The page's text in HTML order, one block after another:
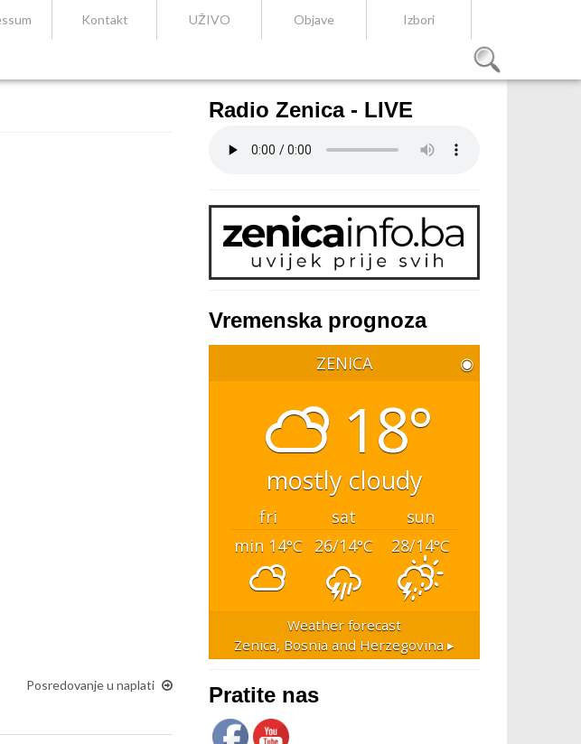
Kontakt UŽIVO Objave Izbori
Posredovanje u naplati
Radio Zenica - LIVE
Vremenska prognoza
ZENICA ◉
18°
mostly cloudy
fri sat
sun
min 14°C 26/14°C 28/14°C
Weather forecast
Zenica, Bosnia and Herzegovina ▸
Pratite nas